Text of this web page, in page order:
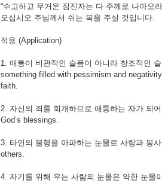
“수고하고 무거운 짐진자는 다 주께로 나아오
오십시오 주님께서 쉬는 복을 주실 것입니다.
적용 (Application)
1. 애통이 비관적인 슬픔이 아니라 창조적인
something filled with pessimism and
faith.
2. 자신의 죄를 회개하므로 애통하는 자가 되
God’s blessings.
3. 타인의 불행을 아파하는 눈물로 사랑과 봉
others.
4. 자기를 위해 우는 사람의 눈물은 약한 눈물